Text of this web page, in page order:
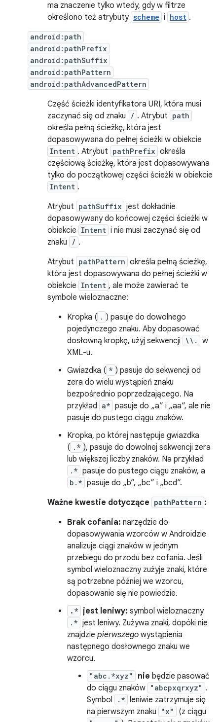
ma znaczenie tylko wtedy, gdy w filtrze
określono też atrybuty scheme i host .
android:path
android:pathPrefix
android:pathSuffix
android:pathPattern
android:pathAdvancedPattern
Część ścieżki identyfikatora URI, która musi
zaczynać się od znaku
/ . Atrybut path
określa pełną ścieżkę, która jest
dopasowywana do pełnej ścieżki w obiekcie
Intent . Atrybut pathPrefix określa
częściową ścieżkę, która jest dopasowywana
tylko do początkowej części ścieżki w obiekcie
Intent .
Atrybut pathSuffix jest dokładnie
dopasowywany do końcowej części ścieżki w
obiekcie Intent i nie musi zaczynać się od
znaku
/ .
Atrybut pathPattern określa pełną ścieżkę,
która jest dopasowywana do pełnej ścieżki w
obiekcie Intent , ale może zawierać te
symbole wieloznaczne:
Kropka ( . ) pasuje do dowolnego
pojedynczego znaku. Aby dopasować
dosłowną kropkę, użyj sekwencji \\.
w
XML-u.
Gwiazdka ( * ) pasuje do sekwencji od
zera do wielu wystąpień znaku
bezpośrednio poprzedzającego. Na
przykład a* pasuje do „a” i „aa”, ale nie
pasuje do pustego ciągu znaków.
Kropka, po której następuje gwiazdka
( .* ), pasuje do dowolnej sekwencji zera
lub większej liczby znaków. Na przykład
.* pasuje do pustego ciągu znaków, a
b.* pasuje do „b”, „bc” i „bcd”.
Ważne kwestie dotyczące pathPattern :
Brak cofania: narzędzie do
dopasowywania wzorców w Androidzie
analizuje ciągi znaków w jednym
przebiegu do przodu bez cofania. Jeśli
symbol wieloznaczny zużyje znaki, które
są potrzebne później we wzorcu,
dopasowanie się nie powiedzie.
.* jest leniwy: symbol wieloznaczny
.* jest leniwy. Zużywa znaki, dopóki nie
znajdzie pierwszego wystąpienia
następnego dosłownego znaku we
wzorcu.
"abc.*xyz" nie będzie pasować
do ciągu znaków "abcpxqrxyz" .
Symbol
.* leniwie zatrzymuje się
na pierwszym znaku
"x" (z ciągu